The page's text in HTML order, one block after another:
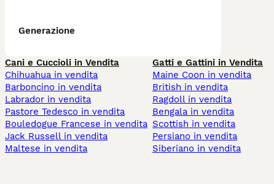
Generazione
Cani e Cuccioli in Vendita
Chihuahua in vendita
Barboncino in vendita
Labrador in vendita
Pastore Tedesco in vendita
Bouledogue Francese in vendita
Jack Russell in vendita
Maltese in vendita
Gatti e Gattini in Vendita
Maine Coon in vendita
British in vendita
Ragdoll in vendita
Bengala in vendita
Scottish in vendita
Persiano in vendita
Siberiano in vendita